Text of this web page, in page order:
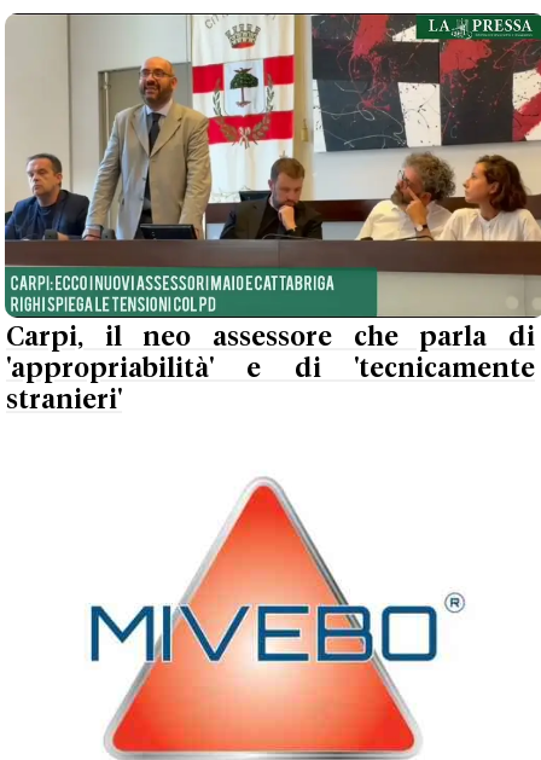
Carpi, il neo assessore che parla di
'appropriabilità' e di 'tecnicamente
stranieri'